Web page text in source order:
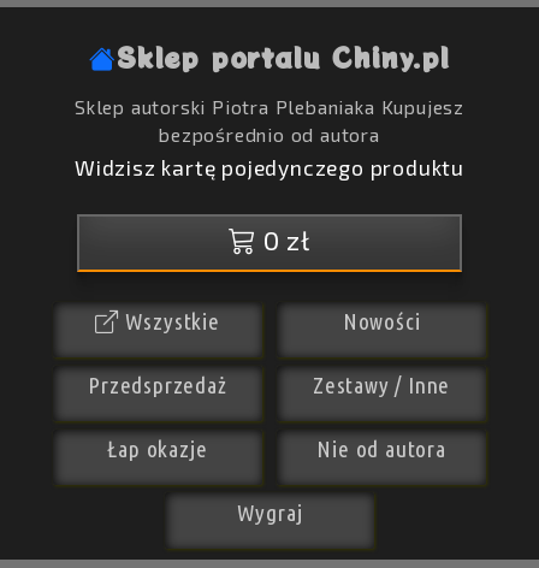
Sklep portalu Chiny.pl
Sklep autorski Piotra Plebaniaka Kupujesz
bezpośrednio od autora
Widzisz kartę pojedynczego produktu
0 zł
Wszystkie Nowości
Przedsprzedaż Zestawy / Inne
Łap okazje Nie od autora
Wygraj